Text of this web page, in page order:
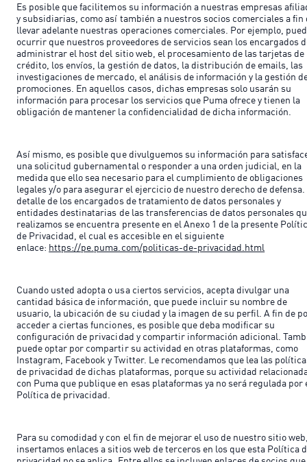
Es posible que facilitemos su información a nuestras empresas
y subsidiarias, como así también a nuestros socios comerciales a fin
llevar adelante nuestras operaciones comerciales. Por ejemplo,
ocurrir que nuestros proveedores de servicios sean los encargados
administrar el host del sitio web, el procesamiento de las tarjetas de
crédito, los envíos, la gestión de datos, la distribución de emails, las
investigaciones de mercado, el análisis de información y la gestión
promociones. En aquellos casos, dichas empresas solo usarán su
información para procesar los servicios que Puma ofrece y tienen la
obligación de mantener la confidencialidad de dicha información.
Así mismo, es posible que divulguemos su información para
una solicitud gubernamental o responder a una orden judicial, en la
medida que ello sea necesario para el cumplimiento de obligaciones
legales y/o para asegurar el ejercicio de nuestro derecho de defensa.
detalle de los encargados de tratamiento de datos personales y
entidades destinatarias de las transferencias de datos personales
realizamos se encuentra presente en el Anexo 1 de la presente
de Privacidad, el cual es accesible en el siguiente
enlace: https://pe.puma.com/politicas-de-privacidad.html
Cuando usted adopta o usa ciertos servicios, acepta divulgar una
cantidad básica de información, que puede incluir su nombre de
usuario, la ubicación de su ciudad y la imagen de su perfil. A fin de
acceder a ciertas funciones, es posible que deba modificar su
configuración de privacidad y compartir información adicional.
puede optar por compartir su actividad en otras plataformas, como
Instagram, Facebook y Twitter. Le recomendamos que lea las
de privacidad de dichas plataformas, porque su actividad
con Puma que publique en esas plataformas ya no será regulada por
Política de privacidad.
Para su comodidad y con el fin de mejorar el uso de nuestro sitio
insertamos enlaces a sitios web de terceros en los que esta Política